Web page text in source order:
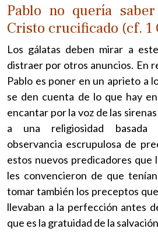
Pablo no quería
Cristo crucificado (cf. 1
Los gálatas deben mirar a
distraer por otros anuncios. En
Pablo es poner en un aprieto a
se den cuenta de lo que hay
encantar por la voz de las
a una religiosidad basada
observancia escrupulosa de
estos nuevos predicadores que
les convencieron de que
tomar también los preceptos
llevaban a la perfección antes
que es la gratuidad de la